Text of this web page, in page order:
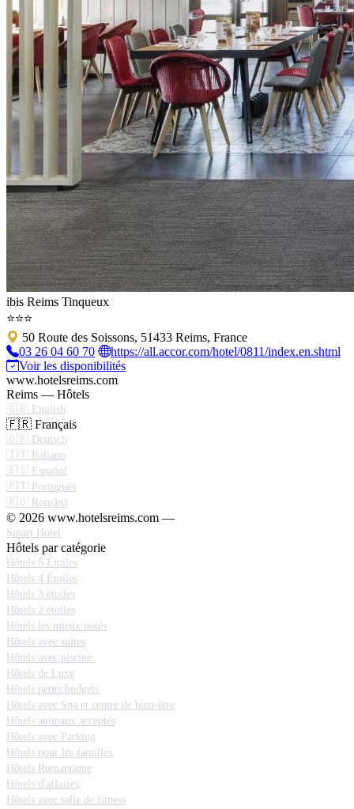
ibis Reims Tinqueux
⭐⭐⭐
50 Route des Soissons, 51433 Reims, France
03 26 04 60 70
https://all.accor.com/hotel/0811/index.en.shtml
Voir les disponibilités
www.hotelsreims.com
Reims — Hôtels
🇬🇧 English
🇫🇷 Français
🇩🇪 Deutsch
🇮🇹 Italiano
🇪🇸 Español
🇵🇹 Português
🇷🇴 Română
© 2026 www.hotelsreims.com —
Smart Hotel
Hôtels par catégorie
Hôtels 5 Étoiles
Hôtels 4 Étoiles
Hôtels 3 étoiles
Hôtels 2 étoiles
Hôtels les mieux notés
Hôtels avec suites
Hôtels avec piscine
Hôtels de Luxe
Hôtels petits budgets
Hôtels avec Spa et centre de bien-être
Hôtels animaux acceptés
Hôtels avec Parking
Hôtels pour les familles
Hôtels Romantique
Hôtels d'affaires
Hôtels avec salle de fitness